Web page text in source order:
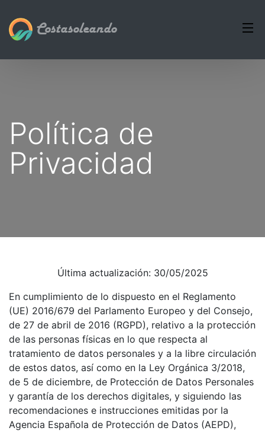
Costasoleando
Política de
Privacidad
Última actualización: 30/05/2025
En cumplimiento de lo dispuesto en el Reglamento
(UE) 2016/679 del Parlamento Europeo y del Consejo,
de 27 de abril de 2016 (RGPD), relativo a la protección
de las personas físicas en lo que respecta al
tratamiento de datos personales y a la libre circulación
de estos datos, así como en la Ley Orgánica 3/2018,
de 5 de diciembre, de Protección de Datos Personales
y garantía de los derechos digitales, y siguiendo las
recomendaciones e instrucciones emitidas por la
Agencia Española de Protección de Datos (AEPD),